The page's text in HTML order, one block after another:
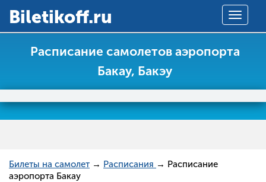
Toggle
Вiletikoff.ru
Расписание самолетов аэропорта
Бакау, Бакэу
Билеты на самолет → Расписания → Расписание
аэропорта Бакау